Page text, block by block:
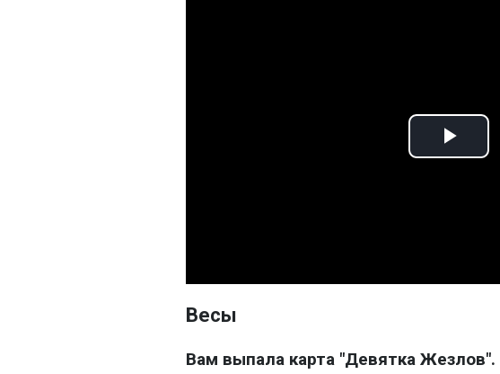
Play
Весы
Вам выпала карта "Девятка Жезлов".